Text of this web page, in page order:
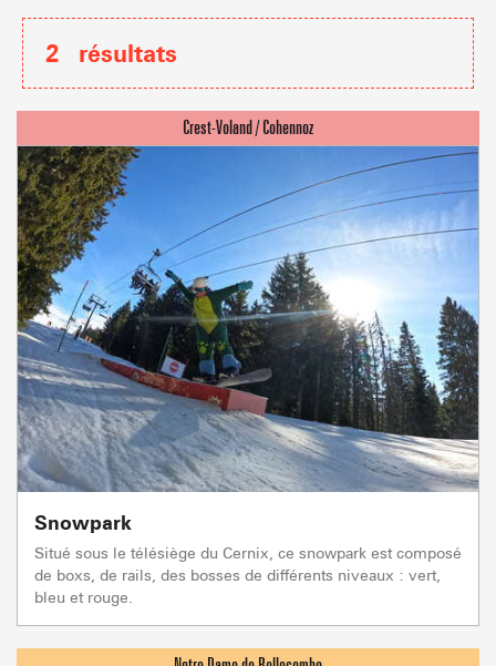
2 résultats
Snowpark
Situé sous le télésiège du Cernix, ce snowpark est composé
de boxs, de rails, des bosses de différents niveaux : vert,
bleu et rouge.